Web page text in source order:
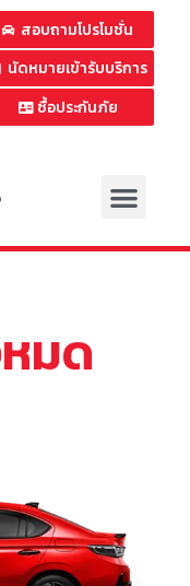
สอบถามโปรโมชั่น
นัดหมายเข้ารับบริการ
ซื้อประกันภัย
มด